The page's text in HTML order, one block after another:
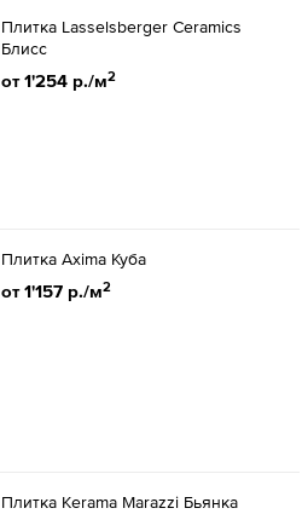
Плитка Lasselsberger Ceramics
Блисс
от 1'254 р./м2
Плитка Axima Куба
от 1'157 р./м2
Плитка Kerama Marazzi Бьянка